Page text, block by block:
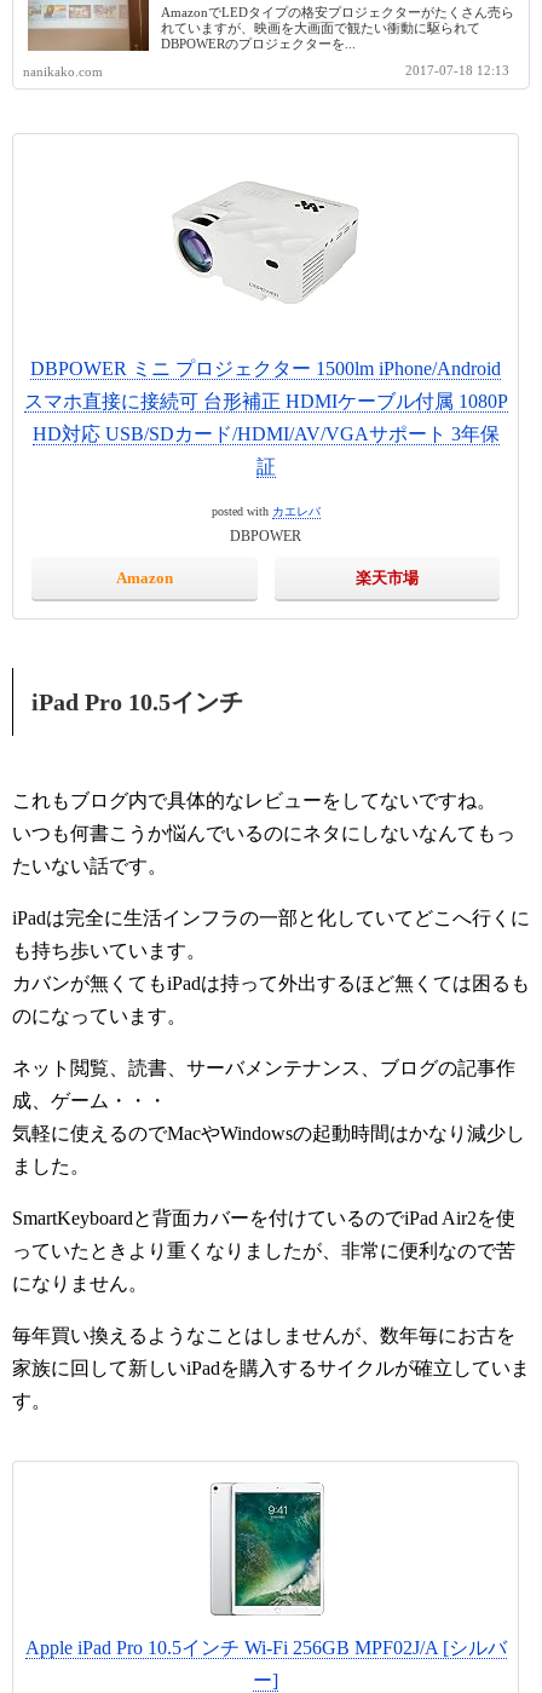
AmazonでLEDタイプの格安プロジェクターがたくさん売ら
れていますが、映画を大画面で観たい衝動に駆られて
DBPOWERのプロジェクターを...
nanikako.com
2017-07-18 12:13
DBPOWER ミニ プロジェクター 1500lm iPhone/Android
スマホ直接に接続可 台形補正 HDMIケーブル付属 1080P
HD対応 USB/SDカード/HDMI/AV/VGAサポート 3年保
証
posted with カエレバ
DBPOWER
Amazon 楽天市場
iPad Pro 10.5インチ
これもブログ内で具体的なレビューをしてないですね。
いつも何書こうか悩んでいるのにネタにしないなんてもっ
たいない話です。
iPadは完全に生活インフラの一部と化していてどこへ行くに
も持ち歩いています。
カバンが無くてもiPadは持って外出するほど無くては困るも
のになっています。
ネット閲覧、読書、サーバメンテナンス、ブログの記事作
成、ゲーム・・・
気軽に使えるのでMacやWindowsの起動時間はかなり減少し
ました。
SmartKeyboardと背面カバーを付けているのでiPad Air2を使
っていたときより重くなりましたが、非常に便利なので苦
になりません。
毎年買い換えるようなことはしませんが、数年毎にお古を
家族に回して新しいiPadを購入するサイクルが確立していま
す。
Apple iPad Pro 10.5インチ Wi-Fi 256GB MPF02J/A [シルバ
ー]